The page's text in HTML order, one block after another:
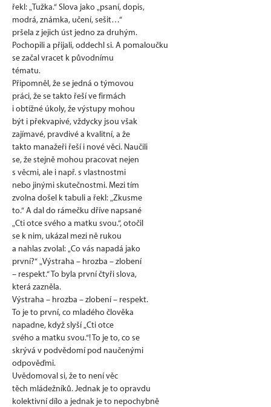
řekl: „Tužka.“ Slova jako „psaní, dopis,
modrá, známka, učení, sešit…“
pršela z jejich úst jedno za druhým.
Pochopili a přijali, oddechl si. A pomaloučku
se začal vracet k původnímu
tématu.
Připomněl, že se jedná o týmovou
práci, že se takto řeší ve firmách
i obtížné úkoly, že výstupy mohou
být i překvapivé, vždycky jsou však
zajímavé, pravdivé a kvalitní, a že
takto manažeři řeší i nové věci. Naučili
se, že stejně mohou pracovat nejen
s věcmi, ale i např. s vlastnostmi
nebo jinými skutečnostmi. Mezi tím
zvolna došel k tabuli a řekl: „Zkusme
to.“ A dal do rámečku dříve napsané
„Cti otce svého a matku svou.“, otočil
se k nim, ukázal mezi ně rukou
a nahlas zvolal: „Co vás napadá jako
první?“ „Výstraha – hrozba – zlobení
– respekt.“ To byla první čtyři slova,
která zazněla.
Výstraha – hrozba – zlobení – respekt.
To je to první, co mladého člověka
napadne, když slyší „Cti otce
svého a matku svou.“! To je to, co se
skrývá v podvědomí pod naučenými
odpověďmi.
Uvědomoval si, že to není věc
těch mládežníků. Jednak je to opravdu
kolektivní dílo a jednak je to nepochybně